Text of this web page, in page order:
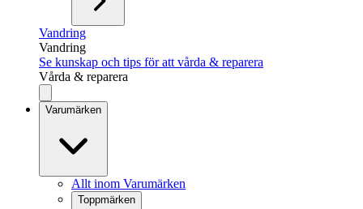
Vandring
Vandring
Se kunskap och tips för att vårda & reparera
Vårda & reparera
Varumärken
Allt inom Varumärken
Toppmärken